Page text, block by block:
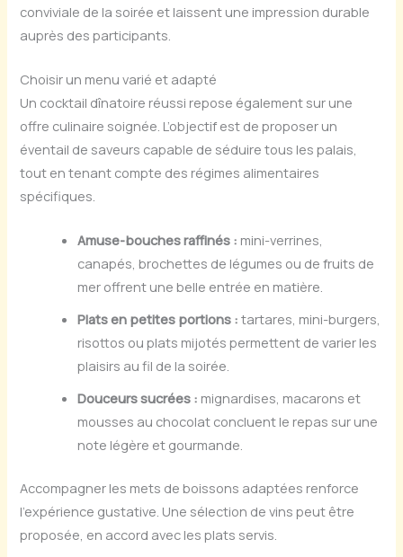
conviviale de la soirée et laissent une impression durable
auprès des participants.
Choisir un menu varié et adapté
Un cocktail dînatoire réussi repose également sur une
offre culinaire soignée. L’objectif est de proposer un
éventail de saveurs capable de séduire tous les palais,
tout en tenant compte des régimes alimentaires
spécifiques.
Amuse-bouches raffinés : mini-verrines,
canapés, brochettes de légumes ou de fruits de
mer offrent une belle entrée en matière.
Plats en petites portions : tartares, mini-burgers,
risottos ou plats mijotés permettent de varier les
plaisirs au fil de la soirée.
Douceurs sucrées : mignardises, macarons et
mousses au chocolat concluent le repas sur une
note légère et gourmande.
Accompagner les mets de boissons adaptées renforce
l’expérience gustative. Une sélection de vins peut être
proposée, en accord avec les plats servis.